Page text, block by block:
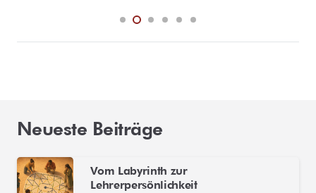
Neueste Beiträge
Vom Labyrinth zur
Lehrerpersönlichkeit